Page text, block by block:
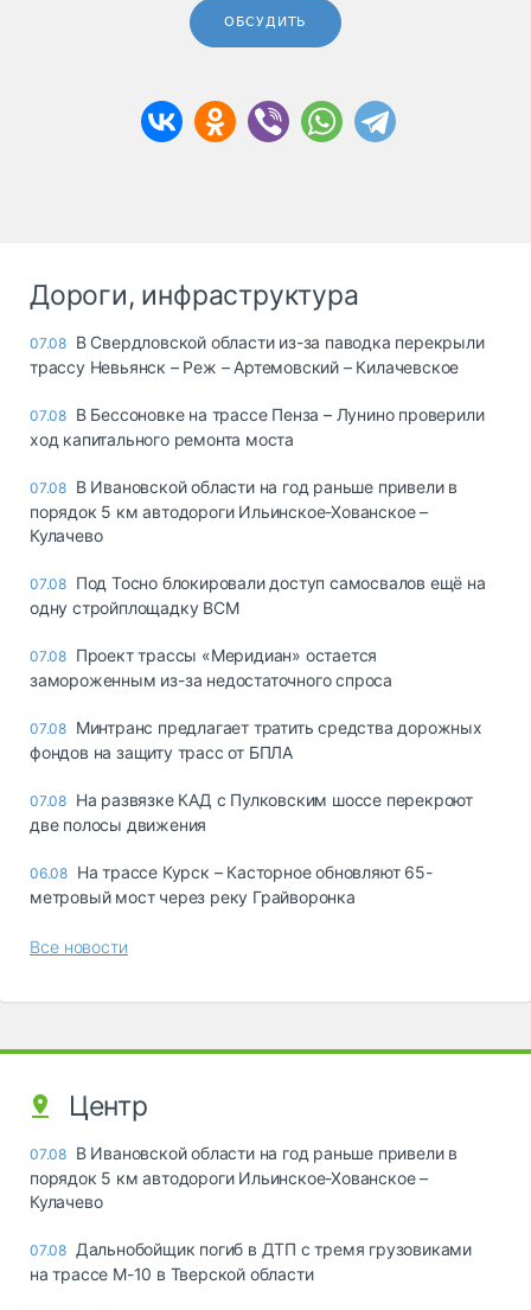
ОБСУДИТЬ
Дороги, инфраструктура
07.08 В Свердловской области из-за паводка перекрыли
трассу Невьянск – Реж – Артемовский – Килачевское
07.08 В Бессоновке на трассе Пенза – Лунино проверили
ход капитального ремонта моста
07.08 В Ивановской области на год раньше привели в
порядок 5 км автодороги Ильинское-Хованское –
Кулачево
07.08 Под Тосно блокировали доступ самосвалов ещё на
одну стройплощадку ВСМ
07.08 Проект трассы «Меридиан» остается
замороженным из-за недостаточного спроса
07.08 Минтранс предлагает тратить средства дорожных
фондов на защиту трасс от БПЛА
07.08 На развязке КАД с Пулковским шоссе перекроют
две полосы движения
06.08 На трассе Курск – Касторное обновляют 65-
метровый мост через реку Грайворонка
Все новости
Центр
07.08 В Ивановской области на год раньше привели в
порядок 5 км автодороги Ильинское-Хованское –
Кулачево
07.08 Дальнобойщик погиб в ДТП с тремя грузовиками
на трассе М-10 в Тверской области